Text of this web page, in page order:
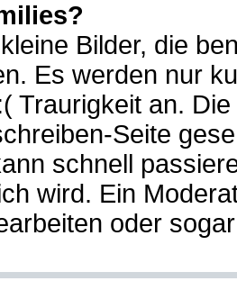
Bilder, die
Es werden nur
Traurigkeit an.
Seite
schnell
wird. Ein
oder